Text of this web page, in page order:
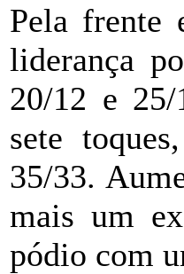
Pela frente
liderança
20/12 e
sete
35/33.
mais um
pódio com